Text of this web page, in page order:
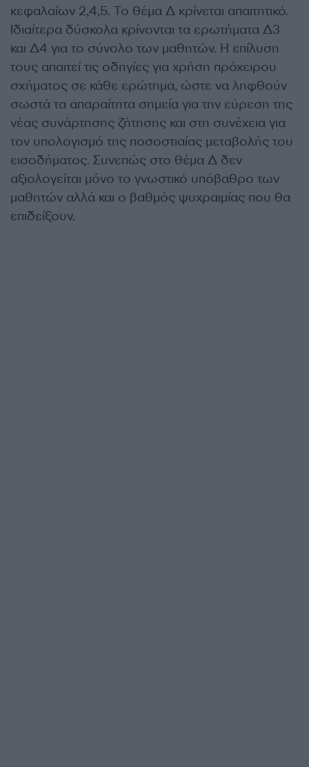
κεφαλαίων 2,4,5. Το θέμα Δ κρίνεται απαιτητικό.
Ιδιαίτερα δύσκολα κρίνονται τα ερωτήματα Δ3
και Δ4 για το σύνολο των μαθητών. Η επίλυση
τους απαιτεί τις οδηγίες για χρήση πρόχειρου
σχήματος σε κάθε ερώτημα, ώστε να ληφθούν
σωστά τα απαραίτητα σημεία για την εύρεση της
νέας συνάρτησης ζήτησης και στη συνέχεια για
τον υπολογισμό της ποσοστιαίας μεταβολής του
εισοδήματος. Συνεπώς στο θέμα Δ δεν
αξιολογείται μόνο το γνωστικό υπόβαθρο των
μαθητών αλλά και ο βαθμός ψυχραιμίας που θα
επιδείξουν.